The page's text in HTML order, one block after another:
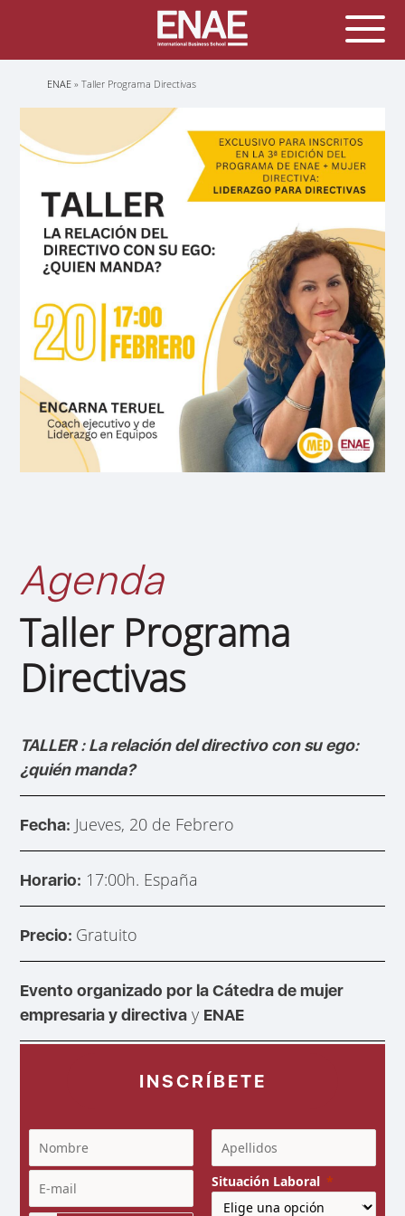
Sobrescribir
ENAE Taller Programa Directivas
Agenda
Taller Programa
Directivas
TALLER : La relación del directivo con su ego:
¿quién manda?
Fecha: Jueves, 20 de Febrero
Horario: 17:00h. España
Precio: Gratuito
Evento organizado por laCátedra de mujer
empresaria y directiva y ENAE
INSCRÍBETE
Situación Laboral